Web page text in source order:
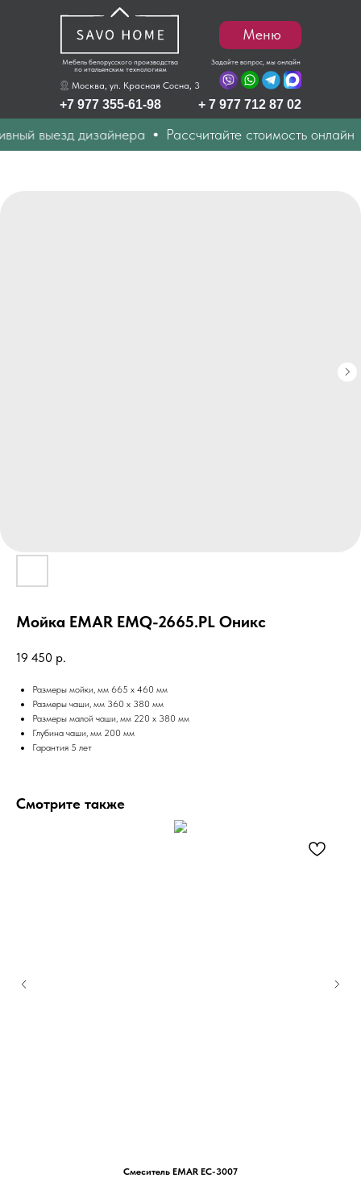
Мебель белорусского производства
по итальянским технологиям
+7 977 355-61-98
Задайте вопрос, мы онлайн
Москва, ул. Красная Сосна, 3
+ 7 977 712 87 02
Меню
выезд дизайнера Рассчитайте стоимость онлайн
Мойка EMAR EMQ-2665.PL Оникс
19 450 р.
Размеры мойки, мм 665 x 460 мм
Размеры чаши, мм 360 x 380 мм
Размеры малой чаши, мм 220 x 380 мм
Глубина чаши, мм 200 мм
Гарантия 5 лет
Смотрите также
Смеситель EMAR EC-3007